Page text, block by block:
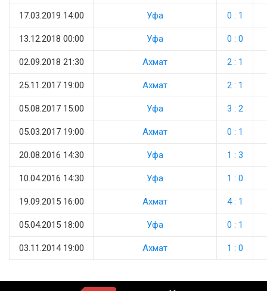
17.03.2019 14:00 Уфа 0 : 1
13.12.2018 00:00 Уфа 0 : 0
02.09.2018 21:30 Ахмат 2 : 1
25.11.2017 19:00 Ахмат 2 : 1
05.08.2017 15:00 Уфа 3 : 2
05.03.2017 19:00 Ахмат 0 : 1
20.08.2016 14:30 Уфа 1 : 3
10.04.2016 14:30 Уфа 1 : 0
19.09.2015 16:00 Ахмат 4 : 1
05.04.2015 18:00 Уфа 0 : 1
03.11.2014 19:00 Ахмат 1 : 0